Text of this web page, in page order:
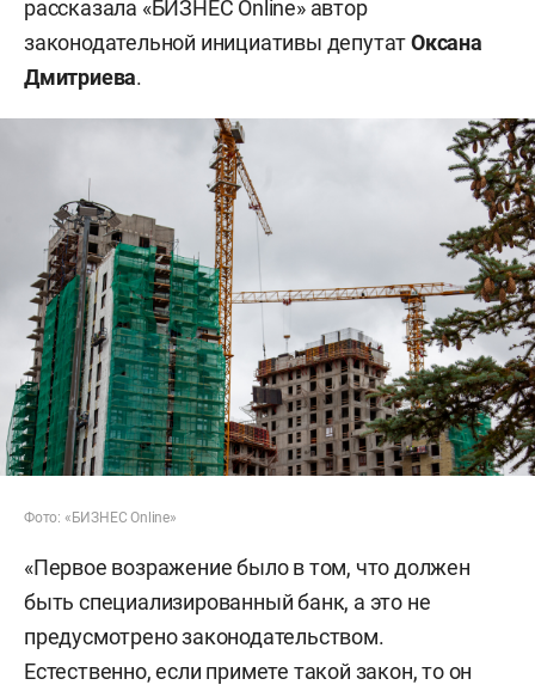
рассказала «БИЗНЕС Online» автор
законодательной инициативы депутатОксана
Дмитриева.
Фото: «БИЗНЕС Online»
«Первое возражение было в том, что должен
быть специализированный банк, а это не
предусмотрено законодательством.
Естественно, если примете такой закон, то он